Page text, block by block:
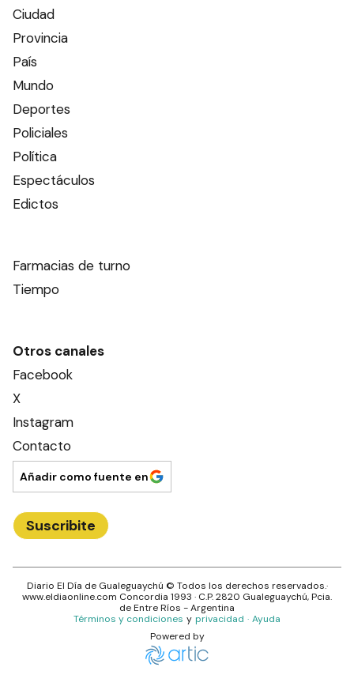
Ciudad
Provincia
País
Mundo
Deportes
Policiales
Política
Espectáculos
Edictos
Farmacias de turno
Tiempo
Otros canales
Facebook
X
Instagram
Contacto
Añadir como fuente en
Suscribite
Diario El Día de Gualeguaychú © Todos los derechos reservados.·
www.eldiaonline.com Concordia 1993 · C.P.2820 Gualeguaychú, Pcia.
deEntre Ríos - Argentina
Términos y condiciones y privacidad · Ayuda
Powered by